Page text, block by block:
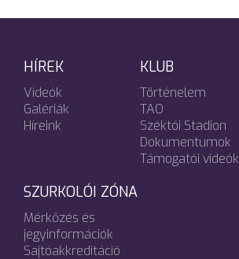
HÍREK
Videók
Galériák
Híreink
KLUB
Történelem
TAO
Széktói Stadion
Dokumentumok
Támogatói videók
SZURKOLÓI ZÓNA
Mérkőzés és
jegyinformációk
Sajtóakkreditáció